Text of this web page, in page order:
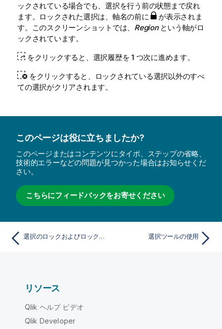
ックされている場合でも、選択を行う前の状態まで戻れ
ます。ロックされた選択は、軸名の前に
が表示されま
す。このスクリーンショットでは、 Regionという軸がロ
ックされています。
をクリックすると、選択履歴を 1 つ次に進めます。
をクリックすると、ロックされている選択以外のすべ
ての選択がクリアされます。
このページは役に立ちましたか?
このページまたはコンテンツにタイポ、ステップの省略、
技術的エラーなどの問題が見つかった場合はお知らせくだ
さい。
こちらにフィードバックをお寄せください
選択のロックおよびロック解除 選択ツールの使用
リソース
Qlik ヘルプ ビデオ
Qlik Developer